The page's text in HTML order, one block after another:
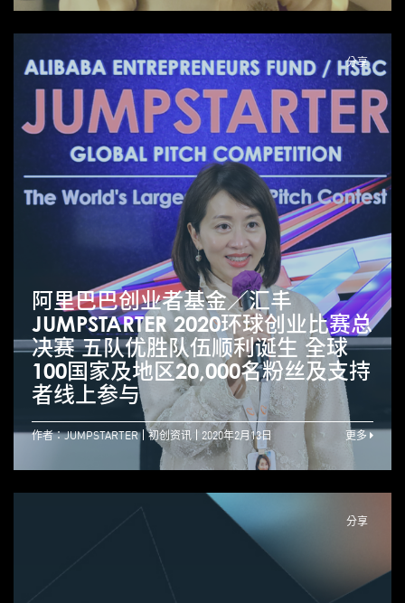
分享
阿里巴巴创业者基金／汇丰
JUMPSTARTER 2020环球创业比赛总
决赛 五队优胜队伍顺利诞生 全球
100国家及地区20,000名粉丝及支持
者线上参与
作者：JUMPSTARTER 初创资讯 2020年2月13日 更多
分享